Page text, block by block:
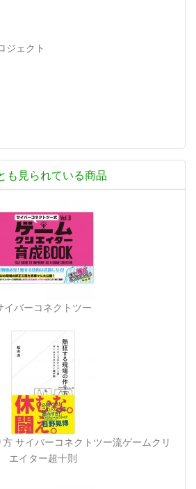
ジェクト
も見られている商品
イバーコネクトツー
サイバーコネクトツー流ゲームクリ
エイター超十則